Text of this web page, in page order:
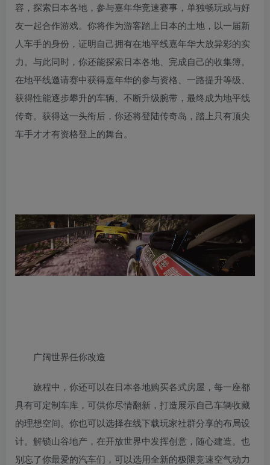
容，探索日本各地，参与嘉年华竞速赛事，单独畅玩或与好
友一起合作游戏。你将作为游客踏上日本的土地，以一届新
人车手的身份，证明自己拥有在地平线嘉年华大放异彩的实
力。与此同时，你还能探索日本各地、完成自己的收集簿。
在地平线邀请赛中获得嘉年华的参与资格、一路提升等级、
获得性能逐步攀升的车辆、不断升级腕带，最终成为地平线
传奇。获得这一头衔后，你还将登陆传奇岛，踏上只有顶尖
车手才才有资格登上的舞台。
广阔世界任你改造
旅程中，你还可以在日本各地购买各式房屋，每一座都
具有可定制车库，可供你尽情翻新，打造展示自己车辆收藏
的理想空间。你也可以选择在线下载玩家社群分享的布局设
计。解锁山谷地产，在开放世界中发挥创意，随心建造。也
别忘了你最爱的汽车们，可以选用全新的极限竞速空气动力